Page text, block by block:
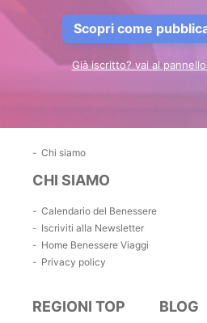
Scopri come
Già iscritto? vai al
Chi siamo
CHI SIAMO
Calendario del Benessere
Iscriviti alla Newsletter
Home Benessere Viaggi
Privacy policy
REGIONI TOP BLOG